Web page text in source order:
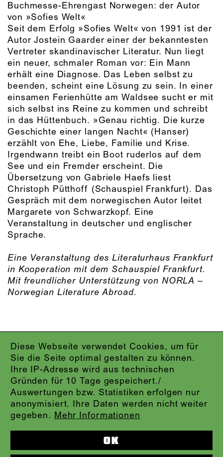
Diese Webseite verwendet Cookies, um für
Sie die Seite optimal gestalten zu können.
Ihre IP-Adresse wird aus technischen
Gründen für 10 Tage gespeichert./
Auswertungen bzw. Statistiken erfolgen nur
anonymisiert. Ihre Daten werden nicht weiter
gegeben. Mehr Informationen
OK
Buchmesse-Ehrengast Norwegen: der Autor
von »Sofies Welt«
Seit dem Erfolg »Sofies Welt« von 1991 ist der
Autor Jostein Gaarder einer der bekanntesten
Vertreter skandinavischer Literatur. Nun liegt
ein neuer, schmaler Roman vor: Ein Mann
erhält eine Diagnose. Das Leben selbst zu
beenden, scheint eine Lösung zu sein. In einer
einsamen Ferienhütte am Waldsee sucht er mit
sich selbst ins Reine zu kommen und schreibt
in das Hüttenbuch. »Genau richtig. Die kurze
Geschichte einer langen Nacht« (Hanser)
erzählt von Ehe, Liebe, Familie und Krise.
Irgendwann treibt ein Boot ruderlos auf dem
See und ein Fremder erscheint. Die
Übersetzung von Gabriele Haefs liest
Christoph Pütthoff (Schauspiel Frankfurt). Das
Gespräch mit dem norwegischen Autor leitet
Margarete von Schwarzkopf. Eine
Veranstaltung in deutscher und englischer
Sprache.
Eine Veranstaltung des Literaturhaus Frankfurt
in Kooperation mit dem Schauspiel Frankfurt.
Mit freundlicher Unterstützung von NORLA –
Norwegian Literature Abroad.
IMPRESSUM
DATENSCHUTZ
AGB
KONTAKT
ABO-LOGIN
PRESSE
KARTENTELEFON:069.212.49.49.4